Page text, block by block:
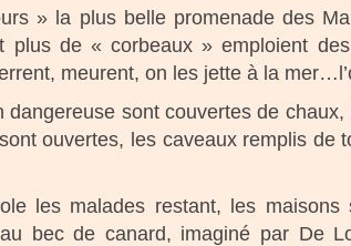
» la plus belle promenade des
plus de « corbeaux » emploient
meurent, on les jette à la
sont couvertes de
ouvertes, les caveaux remplis
les malades restant, les
bec de canard, imaginé par De